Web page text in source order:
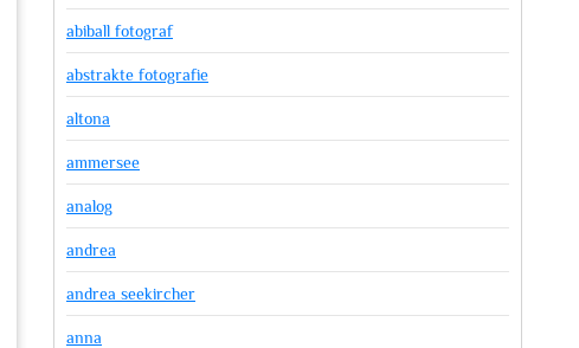
abiball fotograf
abstrakte fotografie
altona
ammersee
analog
andrea
andrea seekircher
anna